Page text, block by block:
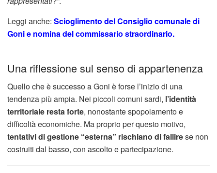
Leggi anche: Scioglimento del Consiglio comunale di
Goni e nomina del commissario straordinario.
Una riflessione sul senso di appartenenza
Quello che è successo a Goni è forse l’inizio di una
tendenza più ampia. Nei piccoli comuni sardi, l’identità
territoriale resta forte, nonostante spopolamento e
difficoltà economiche. Ma proprio per questo motivo,
tentativi di gestione “esterna” rischiano di fallirese non
costruiti dal basso, con ascolto e partecipazione.